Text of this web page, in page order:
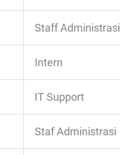
Staff Administrasi
Intern
IT Support
Staf Administrasi